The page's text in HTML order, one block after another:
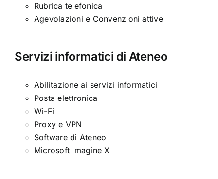
Rubrica telefonica
Agevolazioni e Convenzioni attive
Servizi informatici di Ateneo
Abilitazione ai servizi informatici
Posta elettronica
Wi-Fi
Proxy e VPN
Software di Ateneo
Microsoft Imagine X